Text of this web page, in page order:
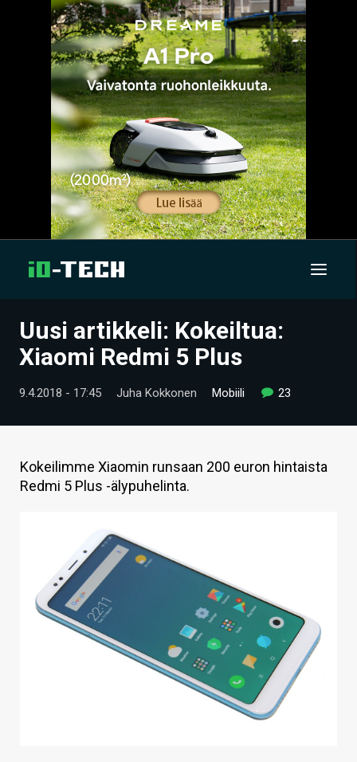
UUTISET
TIETOA
VAIHDA TEEMA
Uusi artikkeli: Kokeiltua:
Xiaomi Redmi 5 Plus
9.4.2018 - 17:45 Juha Kokkonen Mobiili 23
Kokeilimme Xiaomin runsaan 200 euron hintaista
Redmi 5 Plus -älypuhelinta.